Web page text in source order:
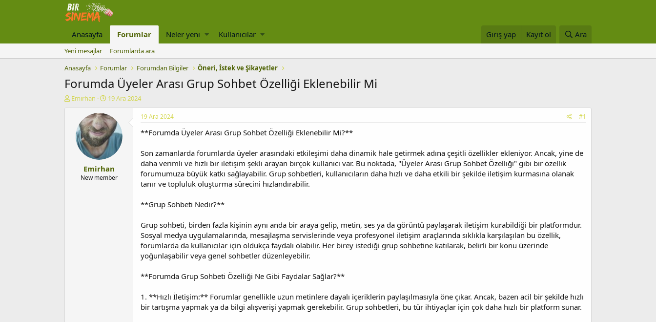
Anasayfa Forumlar Neler yeni Kullanıcılar Giriş yap Kayıt ol Ara
Yeni mesajlar
Forumlarda ara
Anasayfa
Forumlar Forumdan Bilgiler Öneri, İstek ve Şikayetler
Forumda Üyeler Arası Grup Sohbet Özelliği Eklenebilir Mi
K
Emirhan
B
ş
l
a
n
g
ı
ç
t
19 Ara 2024
Emirhan
New member
19 Ara 2024 #1
**Forumda Üyeler Arası Grup Sohbet Özelliği Eklenebilir Mi?**
Son zamanlarda forumlarda üyeler arasındaki etkileşimi daha dinamik hale getirmek adına çeşitli özellikler ekleniyor. Ancak, yine de
daha verimli ve hızlı bir iletişim şekli arayan birçok kullanıcı var. Bu noktada, "Üyeler Arası Grup Sohbet Özelliği" gibi bir özellik
forumumuza büyük katkı sağlayabilir. Grup sohbetleri, kullanıcıların daha hızlı ve daha etkili bir şekilde iletişim kurmasına olanak
tanır ve topluluk oluşturma sürecini hızlandırabilir.
**Grup Sohbeti Nedir?**
Grup sohbeti, birden fazla kişinin aynı anda bir araya gelip, metin, ses ya da görüntü paylaşarak iletişim kurabildiği bir platformdur.
Sosyal medya uygulamalarında, mesajlaşma servislerinde veya profesyonel iletişim araçlarında sıklıkla karşılaşılan bu özellik,
forumlarda da kullanıcılar için oldukça faydalı olabilir. Her birey istediği grup sohbetine katılarak, belirli bir konu üzerinde
yoğunlaşabilir veya genel sohbetler düzenleyebilir.
**Forumda Grup Sohbeti Özelliği Ne Gibi Faydalar Sağlar?**
1. **Hızlı İletişim:** Forumlar genellikle uzun metinlere dayalı içeriklerin paylaşılmasıyla öne çıkar. Ancak, bazen acil bir şekilde hızlı
bir tartışma yapmak ya da bilgi alışverişi yapmak gerekebilir. Grup sohbetleri, bu tür ihtiyaçlar için çok daha hızlı bir platform sunar.